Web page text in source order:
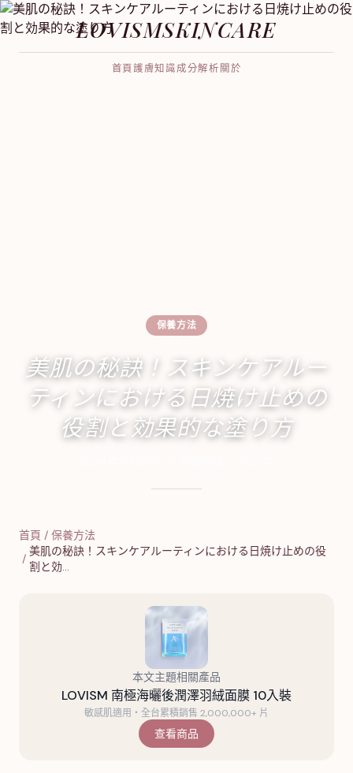
LOVISMSKINCARE
首頁護膚知識成分解析關於
保養方法
美肌の秘訣！スキンケアルー
ティンにおける日焼け止めの
役割と効果的な塗り方
首頁 / 保養方法
/
美肌の秘訣！スキンケアルーティンにおける日焼け止めの役
割と効…
本文主題相關產品
LOVISM 南極海曬後潤澤羽絨面膜 10入裝
敏感肌適用・全台累積銷售 2,000,000+ 片
查看商品